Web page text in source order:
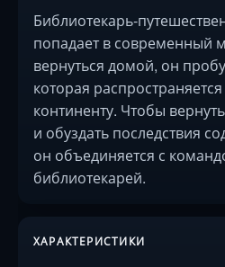
попадает в современный
вернуться домой, он
которая
континенту. Чтобы
и обуздать последствия
он объединяется с
библиотекарей.
ХАРАКТЕРИСТИКИ